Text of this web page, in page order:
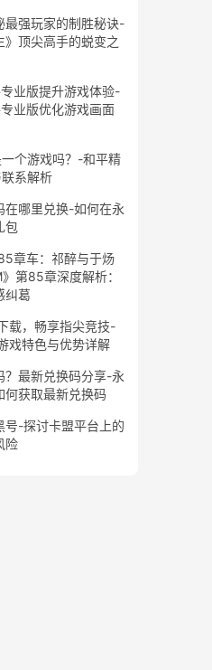
最强玩家的制胜秘诀-
》顶尖高手的蜕变之
业版提升游戏体验-
业版优化游戏画面
个游戏吗？-和平精
系解析
在哪里兑换-如何在永
包
章车：祁醉与于炀
第85章深度解析：
纠葛
载，畅享指尖竞技-
戏特色与优势详解
？最新兑换码分享-永
何获取最新兑换码
号-探讨卡盟平台上的
险